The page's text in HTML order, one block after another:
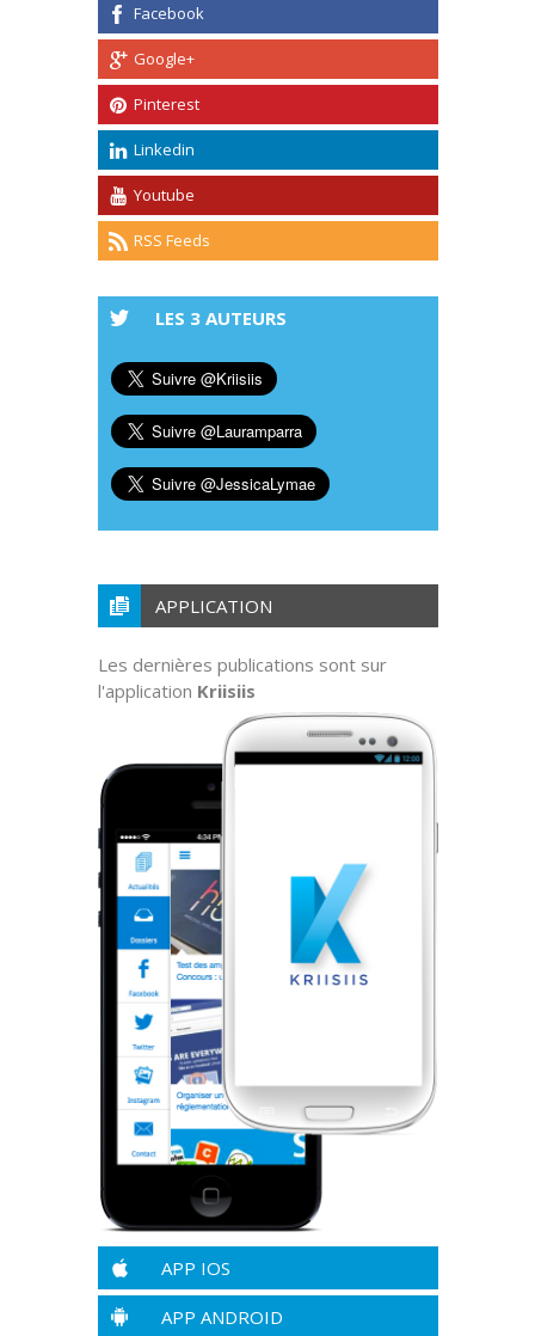
Facebook
Google+
Pinterest
Linkedin
Youtube
RSS Feeds
LES 3 AUTEURS
APPLICATION
Les dernières publications sont sur
l'application Kriisiis
APP IOS
APP ANDROID